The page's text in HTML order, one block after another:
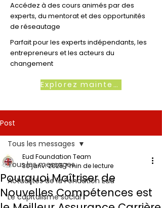
Accédez à des cours animés par des
experts, du mentorat et des opportunités
de réseautage
Parfait pour les experts indépendants, les
entrepreneurs et les acteurs du
changement
Explorez maintenant
Post
Tous les messages
Actualités de la Fondation Eud
Le capitalisme social
Tous les messages
Pourquoi Maîtriser de
Nouvelles Compétences est
Eud Foundation Team
30 janv. 20257 min de lecture